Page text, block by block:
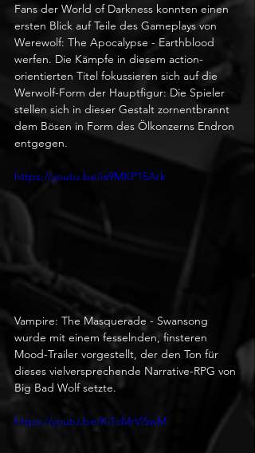
Fans der World of Darkness konnten einen
ersten Blick auf Teile des Gameplays von
Werewolf: The Apocalypse - Earthblood
werfen. Die Kämpfe in diesem action-
orientierten Titel fokussieren sich auf die
Werwolf-Form der Hauptfigur: Die Spieler
stellen sich in dieser Gestalt zornentbrannt
dem Bösen in Form des Ölkonzerns Endron
entgegen.
https://youtu.be/ia9MKP15Ark
Vampire: The Masquerade - Swansong
wurde mit einem fesselnden, finsteren
Mood-Trailer vorgestellt, der den Ton für
dieses vielversprechende Narrative-RPG von
Big Bad Wolf setzte.
https://youtu.be/Ki1cMrVi5wM